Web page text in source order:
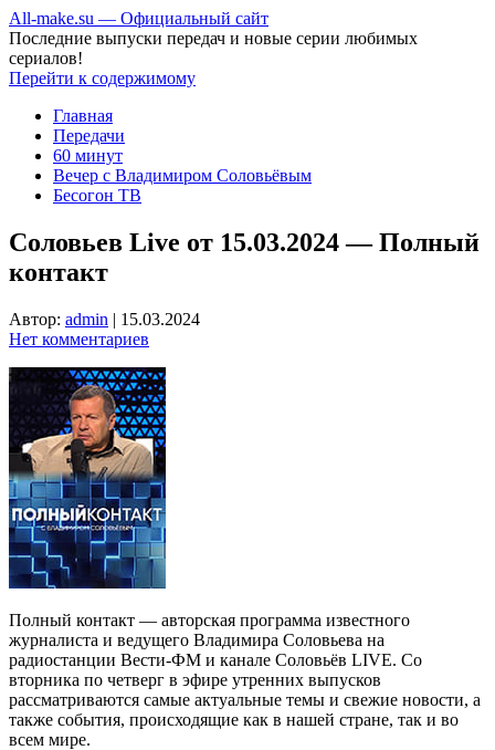
All-make.su — Официальный сайт
Последние выпуски передач и новые серии любимых
сериалов!
Перейти к содержимому
Главная
Передачи
60 минут
Вечер с Владимиром Соловьёвым
Бесогон ТВ
Соловьев Live от 15.03.2024 — Полный
контакт
Автор: admin | 15.03.2024
Нет комментариев
Полный контакт — авторская программа известного
журналиста и ведущего Владимира Соловьева на
радиостанции Вести-ФМ и канале Соловьёв LIVE. Со
вторника по четверг в эфире утренних выпусков
рассматриваются самые актуальные темы и свежие новости, а
также события, происходящие как в нашей стране, так и во
всем мире.